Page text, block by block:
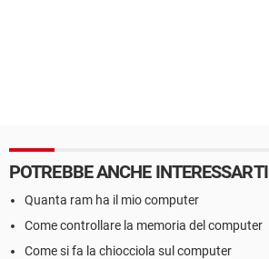
POTREBBE ANCHE INTERESSARTI
Quanta ram ha il mio computer
Come controllare la memoria del computer
Come si fa la chiocciola sul computer